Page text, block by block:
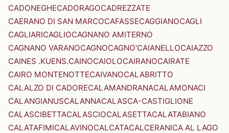
CADONEGHECADORAGOCADREZZATE
CAERANO DI SAN MARCOCAFASSECAGGIANOCAGLI
CAGLIARICAGLIOCAGNANO AMITERNO
CAGNANO VARANOCAGNOCAGNO'CAIANELLOCAIAZZO
CAINES .KUENS.CAINOCAIOLOCAIRANOCAIRATE
CAIRO MONTENOTTECAIVANOCALABRITTO
CALALZO DI CADORECALAMANDRANACALAMONACI
CALANGIANUSCALANNACALASCA-CASTIGLIONE
CALASCIBETTACALASCIOCALASETTACALATABIANO
CALATAFIMICALAVINOCALCATACALCERANICA AL LAGO